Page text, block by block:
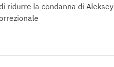
ridurre la condanna di Aleksey